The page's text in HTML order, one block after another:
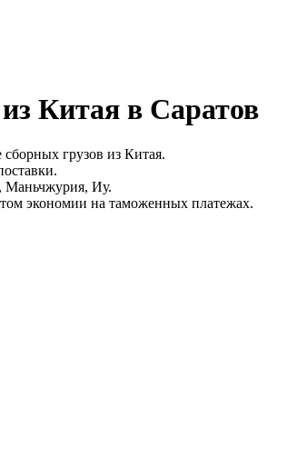
Китая в Саратов
грузов из Китая.
Маньчжурия, Иу.
экономии на таможенных платежах.⁠